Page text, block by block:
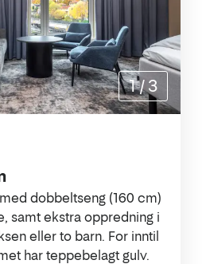
dobbeltseng (160 cm)
samt ekstra oppredning i
eller to barn. For inntil
har teppebelagt gulv.
1 /3